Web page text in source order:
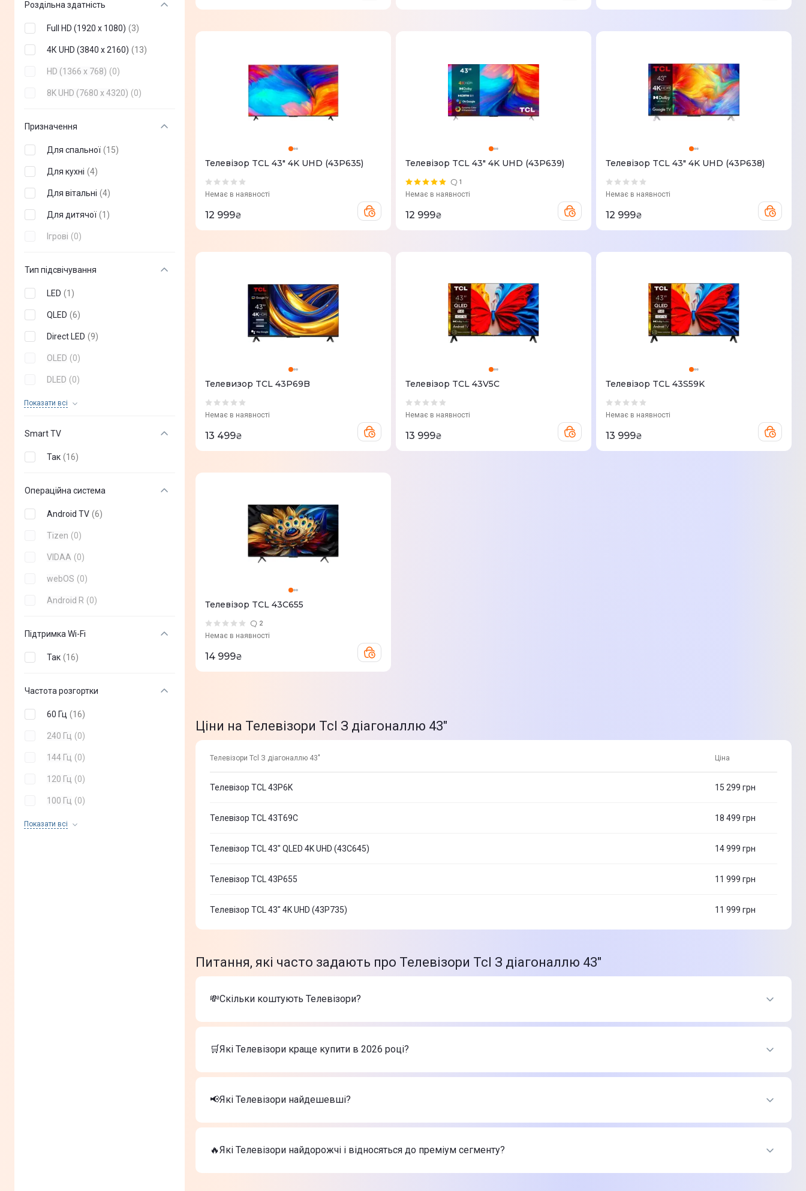
Thomson (+5)
SHARP ( +1)
Akai (+3)
G-Plus (+ 0)
Dreame ( +0)
27" (+0)
31,5"
42"
48" 0
60"
70" + 0)
83" ( +0)
86" (+0
97" (+ 0)
100" (+0)
Роздільна здатність
Full HD (1920 x 1080) (3)
4К UHD (3840 x 2160) (13)
HD (1366 x 768) (0)
8K UHD (7680 x 4320) (0)
Призначення
Для спальної (15)
Для кухні (4)
Для вітальні (4)
Для дитячої (1 )
Ігрові (0)
Тип підсвічування
LED (1 )
QLED (6)
Direct LED (9)
OLED (0)
DLED (0)
Показати всi
Nano Cell
Mini LED (0)
Neo QLED ( 0)
Smart TV
Так (16)
Операційна система
Android TV (6)
Tizen (0)
VIDAA (0)
webOS (0)
Android R (0)
Підтримка Wi-Fi
Так (16)
Частота розгортки
60 Гц (16)
240 Гц (0)
144 Гц (0)
120 Гц (0)
100 Гц (0)
Показати всi
55 Гц 0
Телевізор TCL 43" 4K UHD (43P635)
Немає в наявності
12 999₴
Телевізор TCL 43" 4K UHD (43Р639)
1
Немає в наявності
12 999₴
Телевізор TCL 43" 4K UHD (43P638)
Немає в наявності
12 999₴
Телевизор TCL 43P69B
Немає в наявності
13 499₴
Телевізор TCL 43V5C
Немає в наявності
13 999₴
Телевізор TCL 43S59K
Немає в наявності
13 999₴
Телевізор TCL 43C655
2
Немає в наявності
14 999₴
Ціни на Телевізори Tcl З діагоналлю 43"
Телевізори Tcl З діагоналлю 43" Ціна
Телевізор TCL 43P6K 15 299 грн
Телевізор TCL 43T69C 18 499 грн
Телевізор TCL 43" QLED 4K UHD (43C645) 14 999 грн
Телевізор TCL 43P655 11 999 грн
Телевізор TCL 43" 4K UHD (43P735) 11 999 грн
Питання, які часто задають про Телевізори Tcl З діагоналлю 43"
💸Скільки коштують Телевізори?
Вартість товарів в категорії Телевізори в інтернет-магазині Цитрус
Телевізор LG 50UA75006LA- 18 999 ₴
Телевізор Hisense 55E7Q
23 999 ₴
🛒Які Телевізори краще купити в 2026 році?
Найкращі Телевізори в 2026 році на думку інтернет-магазину Цитрус
Телевізор LG 50UA75006LA- 18 999 ₴
Телевізор Hisense 55E7Q
23 999 ₴
📢Які Телевізори найдешевші?
На сьогодні найдешевші Телевізори
Телевізор LG 50UA75006LA - 18 999 ₴
Телевізор Hisense 55E7Q
23 999 ₴
🔥Які Телевізори найдорожчі і відносяться до преміум сегменту?